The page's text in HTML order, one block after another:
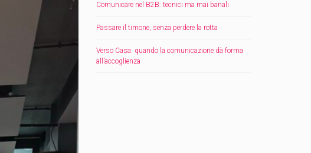
Comunicare nel B2B: tecnici ma mai banali
Passare il timone, senza perdere la rotta
Verso Casa: quando la comunicazione dà forma
all’accoglienza